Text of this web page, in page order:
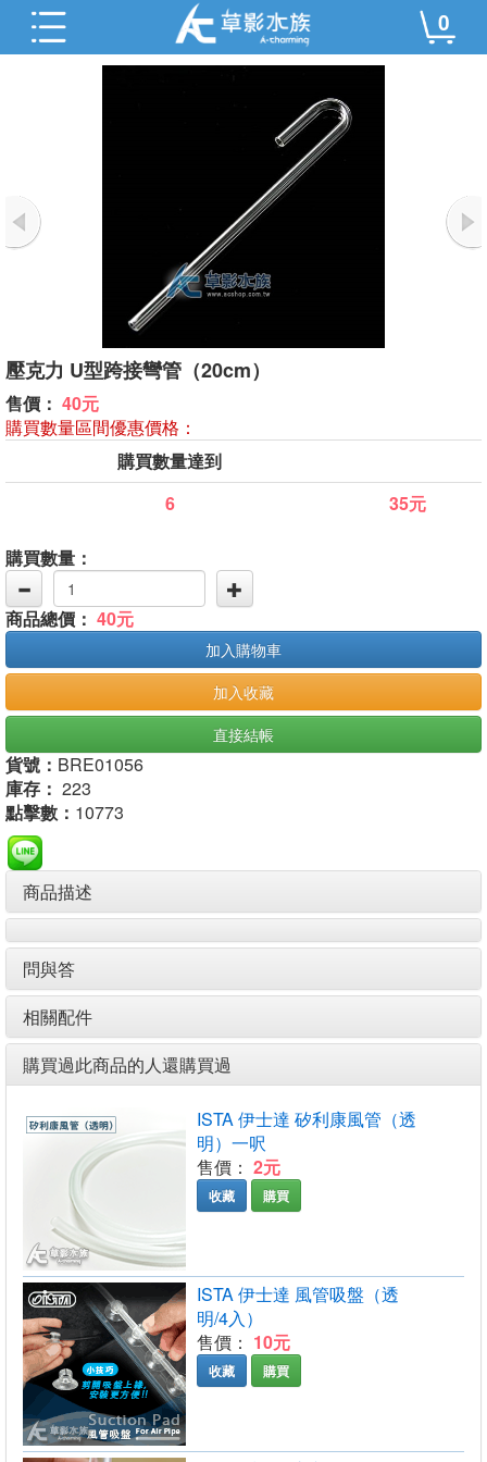
0
壓克力 U型跨接彎管（20cm）
售價： 40元
購買數量區間優惠價格：
購買數量達到
6
35元
購買數量：
商品總價： 40元
加入購物車
加入收藏
直接結帳
貨號： BRE01056
庫存： 223
點擊數： 10773
商品描述
問與答
相關配件
購買過此商品的人還購買過
ISTA 伊士達 矽利康風管（透
明）一呎
售價： 2元
收藏 購買
ISTA 伊士達 風管吸盤（透
明/4入）
售價： 10元
收藏 購買